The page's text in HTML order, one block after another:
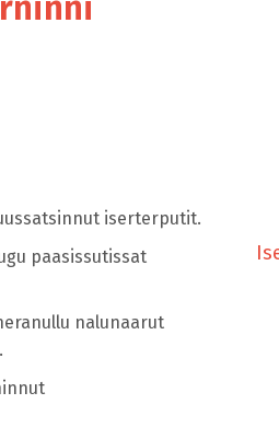
iserterputit.
paasissutissat
nalunaarut